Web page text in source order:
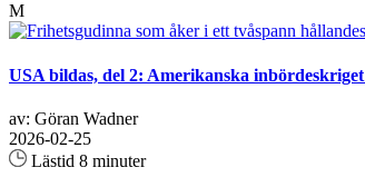
M
USA bildas, del 2: Amerikanska
av: Göran Wadner
2026-02-25
Lästid 8 minuter